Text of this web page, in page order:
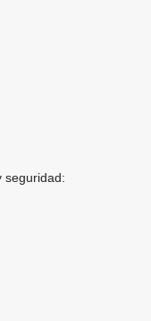
seguridad: